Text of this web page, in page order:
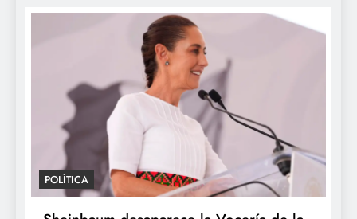
POLÍTICA